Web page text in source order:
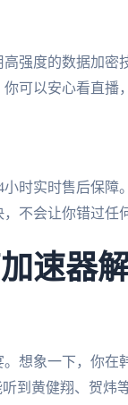
高强度的数据加密
可以安心看直播
时实时售后保障
不会让你错过任
速器
想象一下，你在
到黄健翔、贺炜